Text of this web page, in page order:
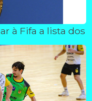
à Fifa a lista dos